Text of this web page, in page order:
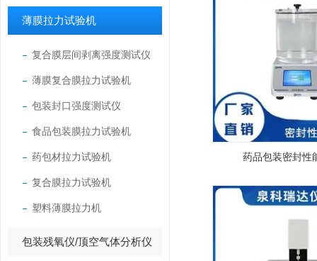
薄膜拉力试验机
复合膜层间剥离强度测试仪
薄膜复合膜拉力试验机
包装封口强度测试仪
食品包装膜拉力试验机
药包材拉力试验机
复合膜拉力试验机
塑料薄膜拉力机
包装残氧仪/顶空气体分析仪
药品包装密封性